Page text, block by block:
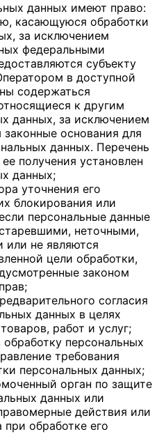
данных имеют право:
касающуюся обработки
за исключением
федеральными
субъекту
в доступной
содержаться
к другим
данных, за исключением
основания для
данных. Перечень
получения установлен
данных;
уточнения его
блокирования или
персональные данные
неточными,
или не являются
цели обработки,
законом
согласия
данных в целях
работ и услуг;
персональных
требования
персональных данных;
орган по защите
данных или
действия или
обработке его